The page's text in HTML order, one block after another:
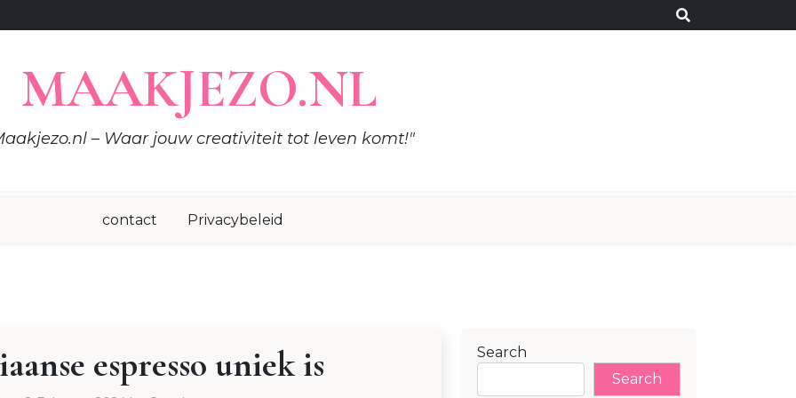
MAAKJEZO.NL
– Waar jouw creativiteit tot leven komt!"
contact Privacybeleid
espresso uniek is
Search
Search